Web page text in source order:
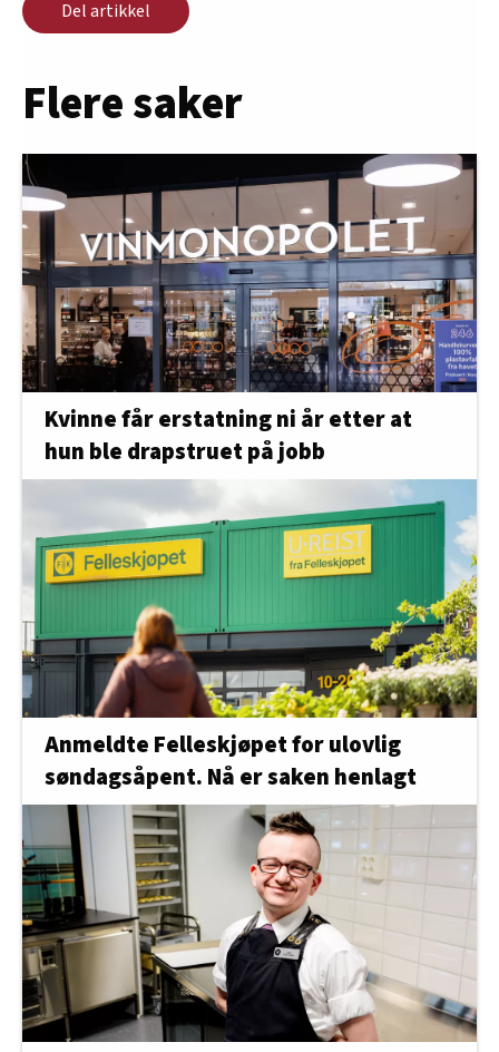
Del artikkel
Flere saker
Kvinne får erstatning ni år etter at
hun ble drapstruet på jobb
Anmeldte Felleskjøpet for ulovlig
søndagsåpent. Nå er saken henlagt